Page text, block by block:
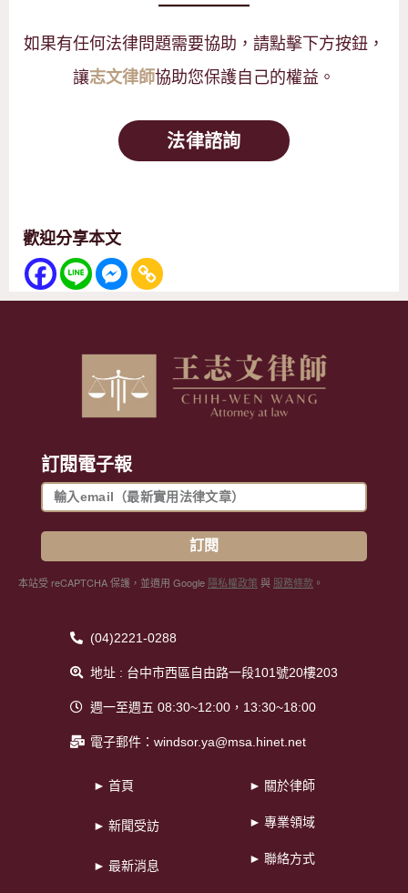
如果有任何法律問題需要協助，請點擊下方按鈕，
讓志文律師協助您保護自己的權益。
法律諮詢
歡迎分享本文
訂閱電子報
訂閱
本站受 reCAPTCHA 保護，並適用 Google 隱私權政策與 服務條款 。
(04)2221-0288
地址 : 台中市西區自由路一段101號20樓203
週一至週五 08:30~12:00，13:30~18:00
電子郵件：windsor.ya@msa.hinet.net
► 首頁
► 新聞受訪
► 最新消息
► 關於律師
► 專業領域
► 聯絡方式